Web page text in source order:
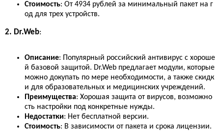
Стоимость: От 4934 рублей за минимальный пакет на г
од для трех устройств.
2. Dr.Web:
Описание: Популярный российский антивирус с хороше
й базовой защитой. Dr.Web предлагает модули, которые
можно докупать по мере необходимости, а также скидк
и для образовательных и медицинских учреждений.
Преимущества: Хорошая защита от вирусов, возможно
сть настройки под конкретные нужды.
Недостатки: Нет бесплатной версии.
Стоимость: В зависимости от пакета и срока лицензии.